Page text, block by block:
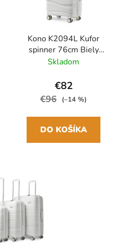
Kono K2094L Kufor
spinner 76cm Biely
Polypropylén
Skladom
€82
€96 (–14 %)
DO KOŠÍKA